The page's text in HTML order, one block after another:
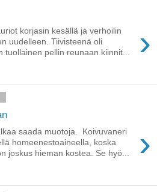
›
korjasin kesällä ja verhoilin
uudelleen. Tiivisteenä oli
tuollainen pellin reunaan kiinnit...
›
saada muotoja. Koivuvaneri
homeenestoaineella, koska
joskus hieman kostea. Se hyö...